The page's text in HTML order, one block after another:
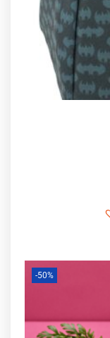
-50%